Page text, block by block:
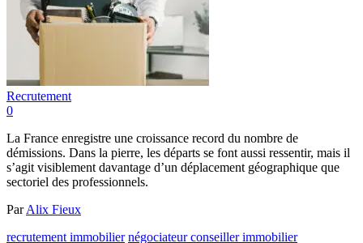
Recrutement
0
La France enregistre une croissance record du nombre de
démissions. Dans la pierre, les départs se font aussi ressentir, mais il
s’agit visiblement davantage d’un déplacement géographique que
sectoriel des professionnels.
ParAlix Fieux
recrutement immobilier négociateur conseiller immobilier